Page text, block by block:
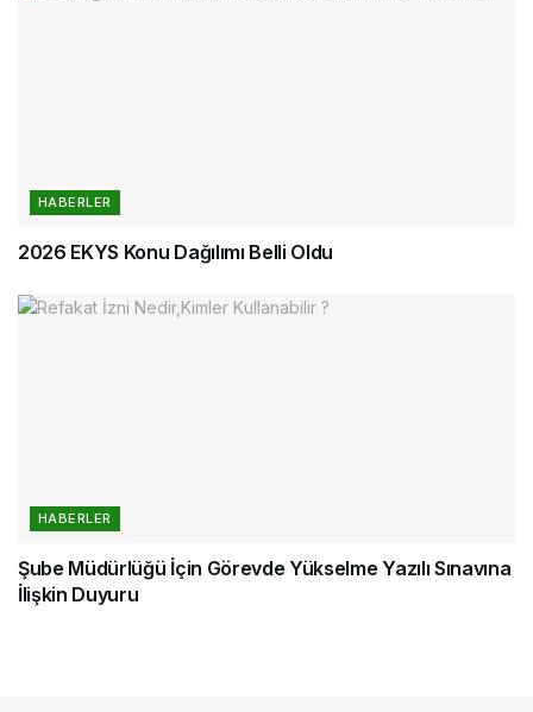
HABERLER
2026 EKYS Konu Dağılımı Belli Oldu
HABERLER
Şube Müdürlüğü İçin Görevde Yükselme Yazılı Sınavına
İlişkin Duyuru